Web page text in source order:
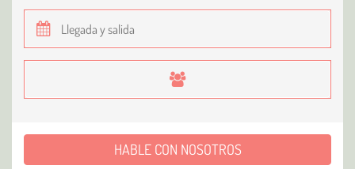
HABLE CON NOSOTROS